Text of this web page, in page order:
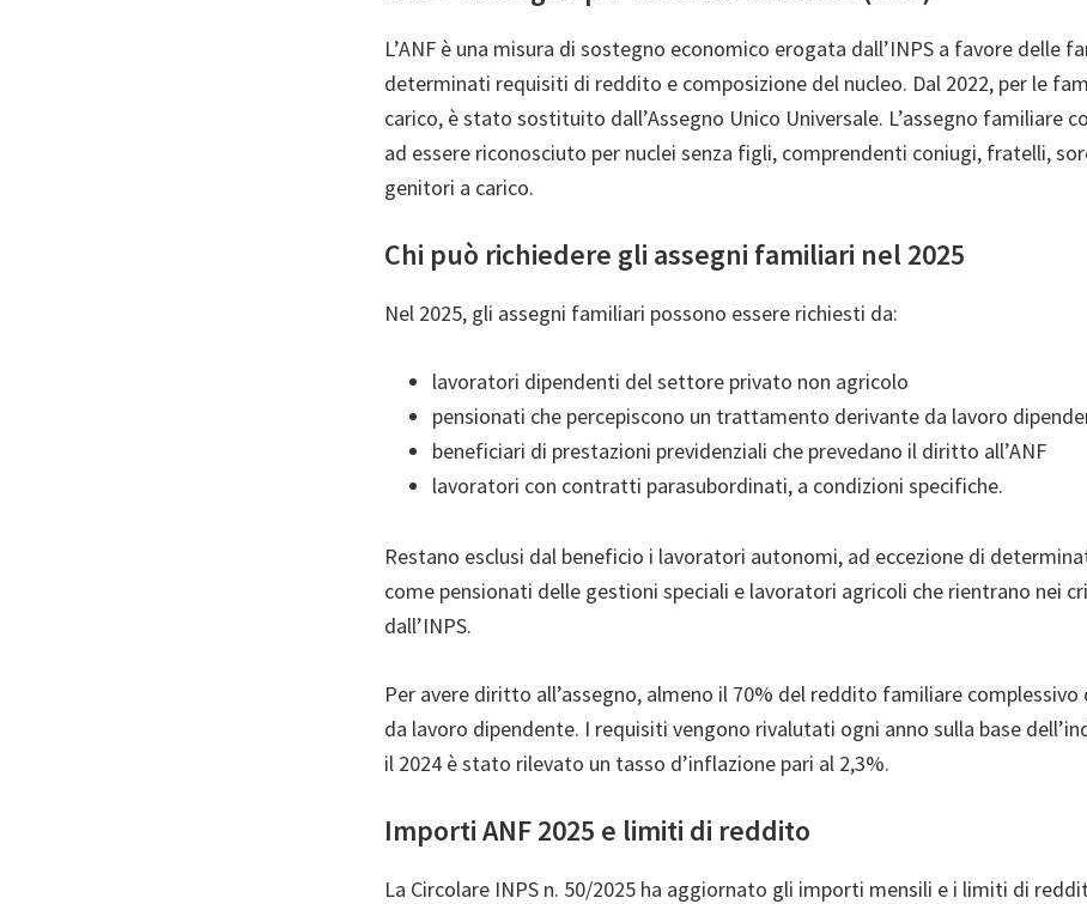
L’ANF è una misura di sostegno economico erogata dall’INPS a favore delle
determinati requisiti di reddito e composizione del nucleo. Dal 2022, per le
carico, è stato sostituito dall’Assegno Unico Universale. L’assegno familiare
ad essere riconosciuto per nuclei senza figli, comprendenti coniugi, fratelli,
genitori a carico.
Chi può richiedere gli assegni familiari nel 2025
Nel 2025, gli assegni familiari possono essere richiesti da:
lavoratori dipendenti del settore privato non agricolo
pensionati che percepiscono un trattamento derivante da lavoro
beneficiari di prestazioni previdenziali che prevedano il diritto all’ANF
lavoratori con contratti parasubordinati, a condizioni specifiche.
Restano esclusi dal beneficio i lavoratori autonomi, ad eccezione di
come pensionati delle gestioni speciali e lavoratori agricoli che rientrano nei
dall’INPS.
Per avere diritto all’assegno, almeno il 70% del reddito familiare complessivo
da lavoro dipendente. I requisiti vengono rivalutati ogni anno sulla base
il 2024 è stato rilevato un tasso d’inflazione pari al 2,3%.
Importi ANF 2025 e limiti di reddito
La Circolare INPS n. 50/2025 ha aggiornato gli importi mensili e i limiti di